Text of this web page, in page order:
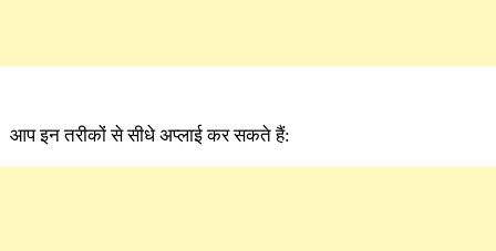
आप इन तरीकों से सीधे अप्लाई कर सकते हैं: